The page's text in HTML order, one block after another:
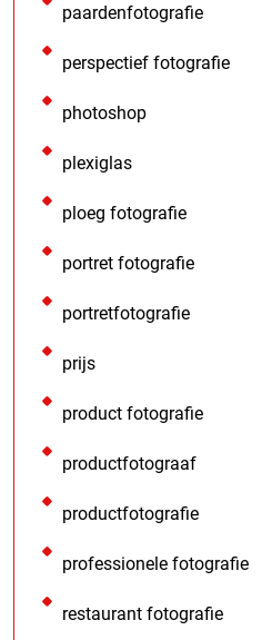
paardenfotografie
perspectief fotografie
photoshop
plexiglas
ploeg fotografie
portret fotografie
portretfotografie
prijs
product fotografie
productfotograaf
productfotografie
professionele fotografie
restaurant fotografie